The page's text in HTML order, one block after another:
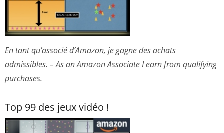
En tant qu’associé d’Amazon, je gagne des achats
admissibles. – As an Amazon Associate I earn from qualifying
purchases.
Top 99 des jeux vidéo !